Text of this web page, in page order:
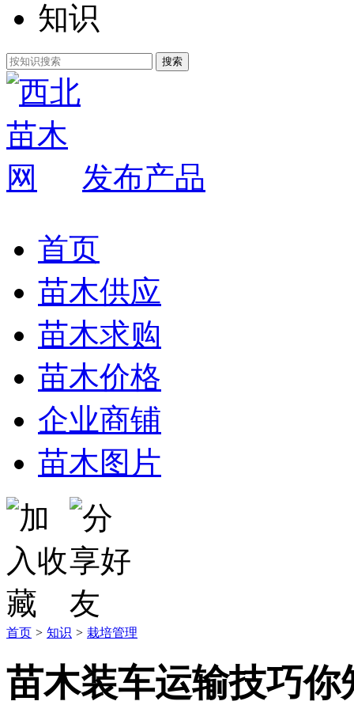
知识
发布产品
首页
苗木供应
苗木求购
苗木价格
企业商铺
苗木图片
首页 > 知识 > 栽培管理
苗木装车运输技巧你